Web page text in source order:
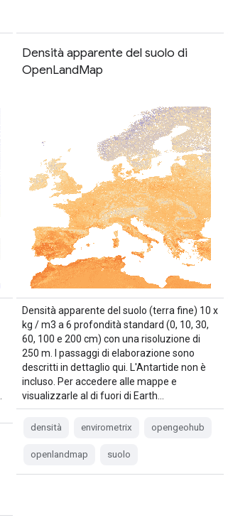
Densità apparente del suolo di
OpenLandMap
Densità apparente del suolo (terra fine) 10 x
kg / m3 a 6 profondità standard (0, 10, 30,
60, 100 e 200 cm) con una risoluzione di
250 m. I passaggi di elaborazione sono
descritti in dettaglio qui. L'Antartide non è
incluso. Per accedere alle mappe e
visualizzarle al di fuori di Earth…
densità envirometrix opengeohub
openlandmap suolo